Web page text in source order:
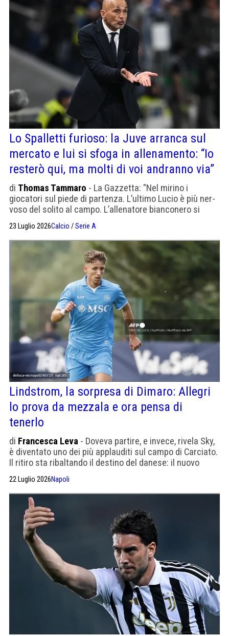
Lo Spalletti furioso: la Juve arranca sul
mercato e lui si sfoga in allenamento: “Io
resterò qui, ma molti di voi andranno via”
di Thomas Tammaro - La Gazzetta: "Nel mirino i
giocatori sul piede di partenza. L’ultimo Lucio è più ner­
voso del solito al campo. L’alle­na­tore bian­co­nero si
23 Luglio 2026Calcio /Serie A
Lindstrom, la sorpresa di Dimaro: Allegri
lo prova da mezzala e ora pensa di
tenerlo
di Francesca Leva - Doveva partire, e invece, rivela Sky,
è diventato uno dei più applauditi sul campo di Carciato.
Il ritiro sta ribaltando il destino del danese: il nuovo
l'idea di una cessione ormai quasi scontata comincia a
vacillare.
22 Luglio 2026Napoli